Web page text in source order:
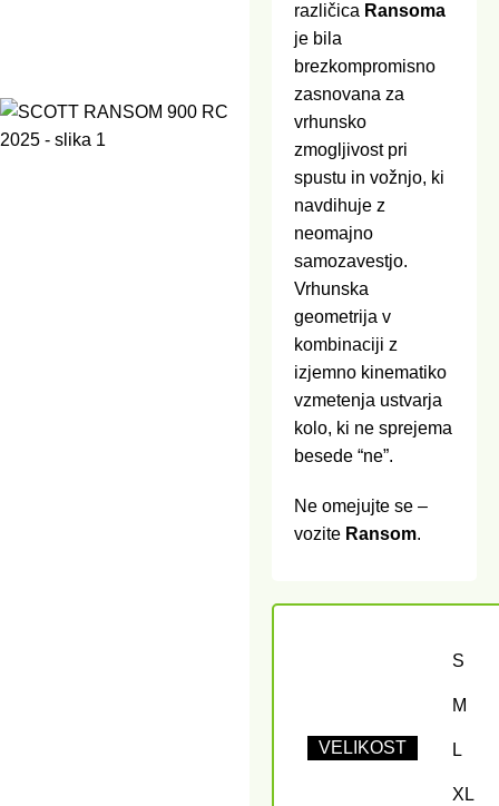
različica Ransoma
je bila
brezkompromisno
zasnovana za
vrhunsko
zmogljivost pri
spustu in vožnjo, ki
navdihuje z
neomajno
samozavestjo.
Vrhunska
geometrija v
kombinaciji z
izjemno kinematiko
vzmetenja ustvarja
kolo, ki ne sprejema
besede “ne”.
Ne omejujte se –
vozite Ransom.
VELIKOST
S
M
L
XL